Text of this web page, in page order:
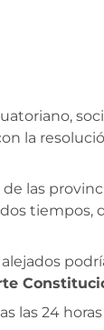
la
las
tiempos,
las 24